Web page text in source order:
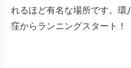
れるほど有名な場所です。環
窪からランニングスタート！